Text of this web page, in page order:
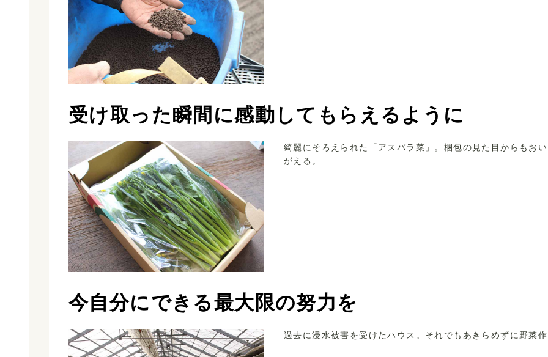
受け取った瞬間に感動してもらえるように
綺麗にそろえられた「アスパラ菜」。梱包の見た目からもお
がえる。
今自分にできる最大限の努力を
過去に浸水被害を受けたハウス。それでもあきらめずに野菜作